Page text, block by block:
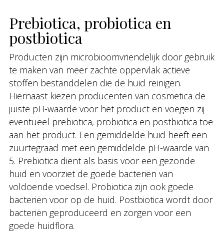
Prebiotica, probiotica en
postbiotica
Producten zijn microbioomvriendelijk door gebruik
te maken van meer zachte oppervlak actieve
stoffen bestanddelen die de huid reinigen.
Hiernaast kiezen producenten van cosmetica de
juiste pH-waarde voor het product en voegen zij
eventueel prebiotica, probiotica en postbiotica toe
aan het product. Een gemiddelde huid heeft een
zuurtegraad met een gemiddelde pH-waarde van
5. Prebiotica dient als basis voor een gezonde
huid en voorziet de goede bacteriën van
voldoende voedsel. Probiotica zijn ook goede
bacteriën voor op de huid. Postbiotica wordt door
bacteriën geproduceerd en zorgen voor een
goede huidflora.